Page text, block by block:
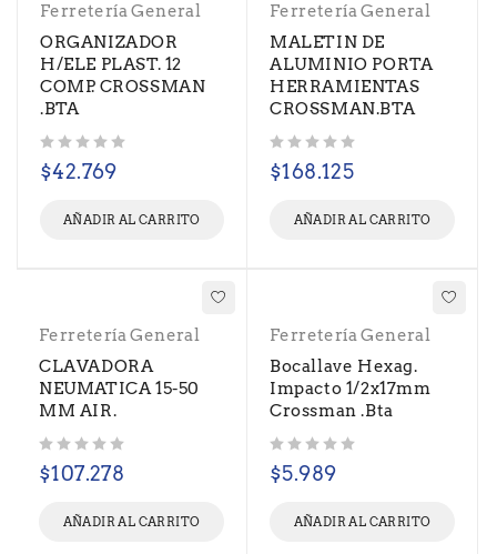
Ferretería General
ORGANIZADOR
H/ELE PLAST. 12
COMP. CROSSMAN
.BTA
$42.769
AÑADIR AL CARRITO
Ferretería General
MALETIN DE
ALUMINIO PORTA
HERRAMIENTAS
CROSSMAN.BTA
$168.125
AÑADIR AL CARRITO
Ferretería General
CLAVADORA
NEUMATICA 15-50
MM AIR.
$107.278
AÑADIR AL CARRITO
Ferretería General
Bocallave Hexag.
Impacto 1/2x17mm
Crossman .Bta
$5.989
AÑADIR AL CARRITO